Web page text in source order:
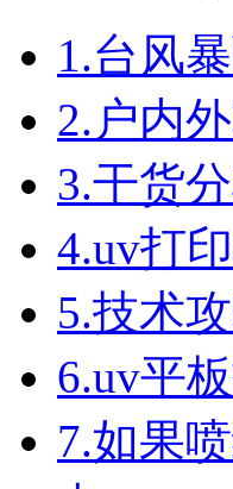
1.台风
2. 户内
3.干货
4.uv打
5.技术
6.uv平
7.如果